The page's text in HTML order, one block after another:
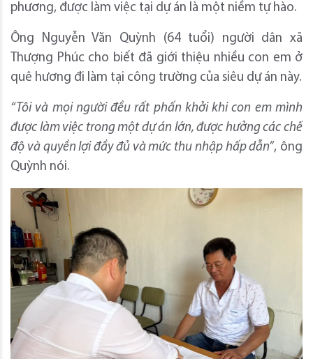
phương, được làm việc tại dự án là một niềm tự hào.
Ông Nguyễn Văn Quỳnh (64 tuổi) người dân xã
Thượng Phúc cho biết đã giới thiệu nhiều con em ở
quê hương đi làm tại công trường của siêu dự án này.
“ Tôi và mọi người đều rất phấn khởi khi con em mình
được làm việc trong một dự án lớn, được hưởng các chế
độ và quyền lợi đầy đủvà mức thu nhập hấp dẫn”, ông
Quỳnh nói.